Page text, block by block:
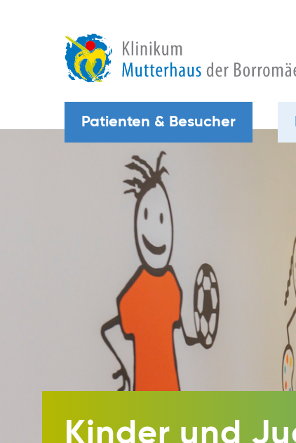
Patienten & Besucher
Kinder und